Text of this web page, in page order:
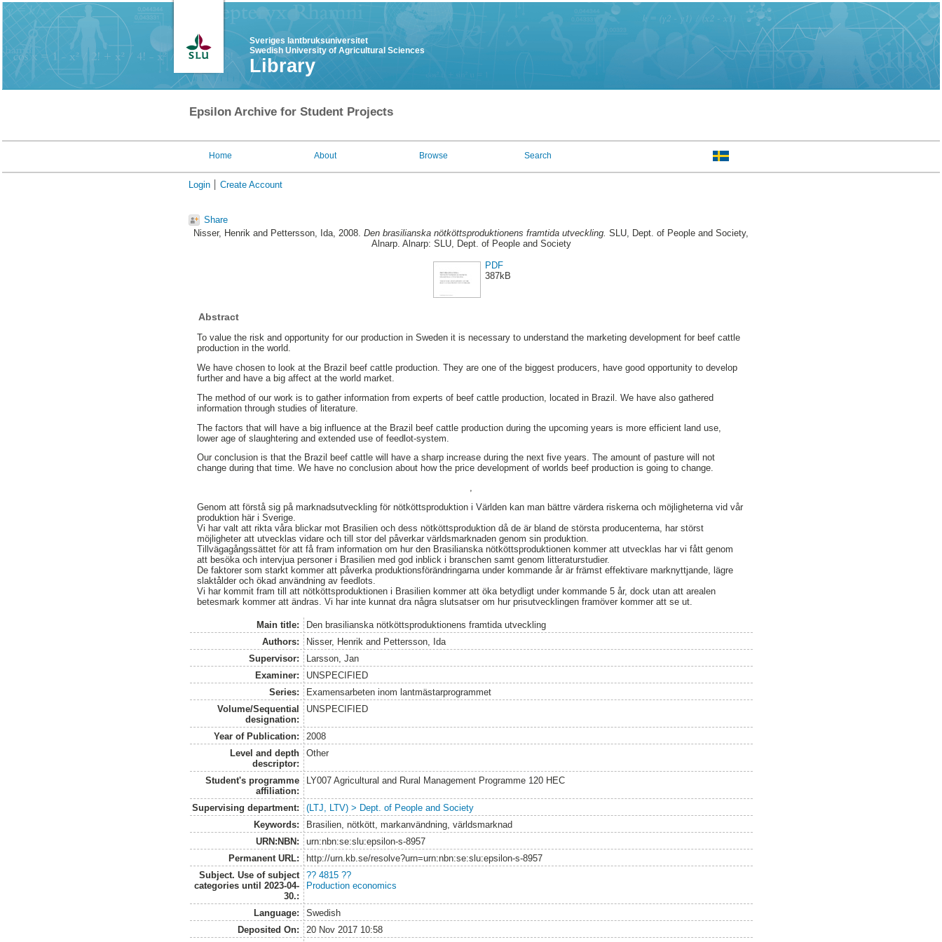
Sveriges lantbruksuniversitet
Swedish University of Agricultural Sciences
Library
Epsilon Archive for Student Projects
Home About Browse Search
Login Create Account
Share
Nisser, Henrik and Pettersson, Ida, 2008. Den brasilianska nötköttsproduktionens framtida utveckling. SLU, Dept. of People and Society,
Alnarp. Alnarp: SLU, Dept. of People and Society
PDF
387kB
Abstract
To value the risk and opportunity for our production in Sweden it is necessary to understand the marketing development for beef cattle
production in the world.
We have chosen to look at the Brazil beef cattle production. They are one of the biggest producers, have good opportunity to develop
further and have a big affect at the world market.
The method of our work is to gather information from experts of beef cattle production, located in Brazil. We have also gathered
information through studies of literature.
The factors that will have a big influence at the Brazil beef cattle production during the upcoming years is more efficient land use,
lower age of slaughtering and extended use of feedlot-system.
Our conclusion is that the Brazil beef cattle will have a sharp increase during the next five years. The amount of pasture will not
change during that time. We have no conclusion about how the price development of worlds beef production is going to change.
,
Genom att förstå sig på marknadsutveckling för nötköttsproduktion i Världen kan man bättre värdera riskerna och möjligheterna vid vår
produktion här i Sverige.
Vi har valt att rikta våra blickar mot Brasilien och dess nötköttsproduktion då de är bland de största producenterna, har störst
möjligheter att utvecklas vidare och till stor del påverkar världsmarknaden genom sin produktion.
Tillvägagångssättet för att få fram information om hur den Brasilianska nötköttsproduktionen kommer att utvecklas har vi fått genom
att besöka och intervjua personer i Brasilien med god inblick i branschen samt genom litteraturstudier.
De faktorer som starkt kommer att påverka produktionsförändringarna under kommande år är främst effektivare marknyttjande, lägre
slaktålder och ökad användning av feedlots.
Vi har kommit fram till att nötköttsproduktionen i Brasilien kommer att öka betydligt under kommande 5 år, dock utan att arealen
betesmark kommer att ändras. Vi har inte kunnat dra några slutsatser om hur prisutvecklingen framöver kommer att se ut.
Main title:
Den brasilianska nötköttsproduktionens framtida utveckling
Authors:
Nisser, Henrik and Pettersson, Ida
Supervisor:
Larsson, Jan
Examiner:
UNSPECIFIED
Series:
Examensarbeten inom lantmästarprogrammet
Volume/Sequential
designation:
UNSPECIFIED
Year of Publication:
2008
Level and depth
descriptor:
Other
Student's programme
affiliation:
LY007 Agricultural and Rural Management Programme 120 HEC
Supervising department:
(LTJ, LTV) > Dept. of People and Society
Keywords:
Brasilien, nötkött, markanvändning, världsmarknad
URN:NBN:
urn:nbn:se:slu:epsilon-s-8957
Permanent URL:
http://urn.kb.se/resolve?urn=urn:nbn:se:slu:epsilon-s-8957
Subject. Use of subject
categories until 2023-04-
30.:
?? 4815 ??
Production economics
Language:
Swedish
Deposited On:
20 Nov 2017 10:58